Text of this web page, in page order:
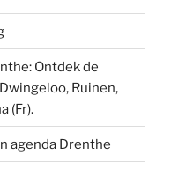
Ontdek de
Ruinen,
(Fr).
agenda Drenthe